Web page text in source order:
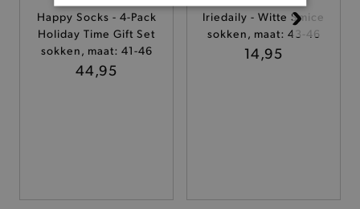
Happy Socks - 4-Pack
Holiday Time Gift Set
sokken, maat: 41-46
44,95
Iriedaily - Witte Smice
sokken, maat: 43-46
14,95
BASIS COOKIES
ANALYTISCHE
Basis cookies Analytische
Targeting